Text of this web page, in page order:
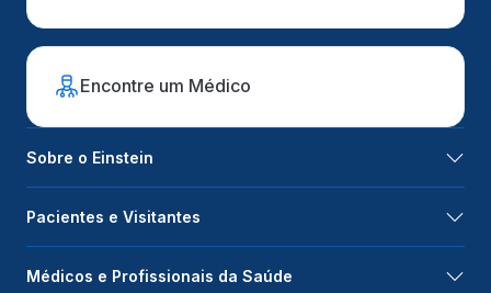
Encontre um Médico
Sobre o Einstein
Pacientes e Visitantes
Médicos e Profissionais da Saúde